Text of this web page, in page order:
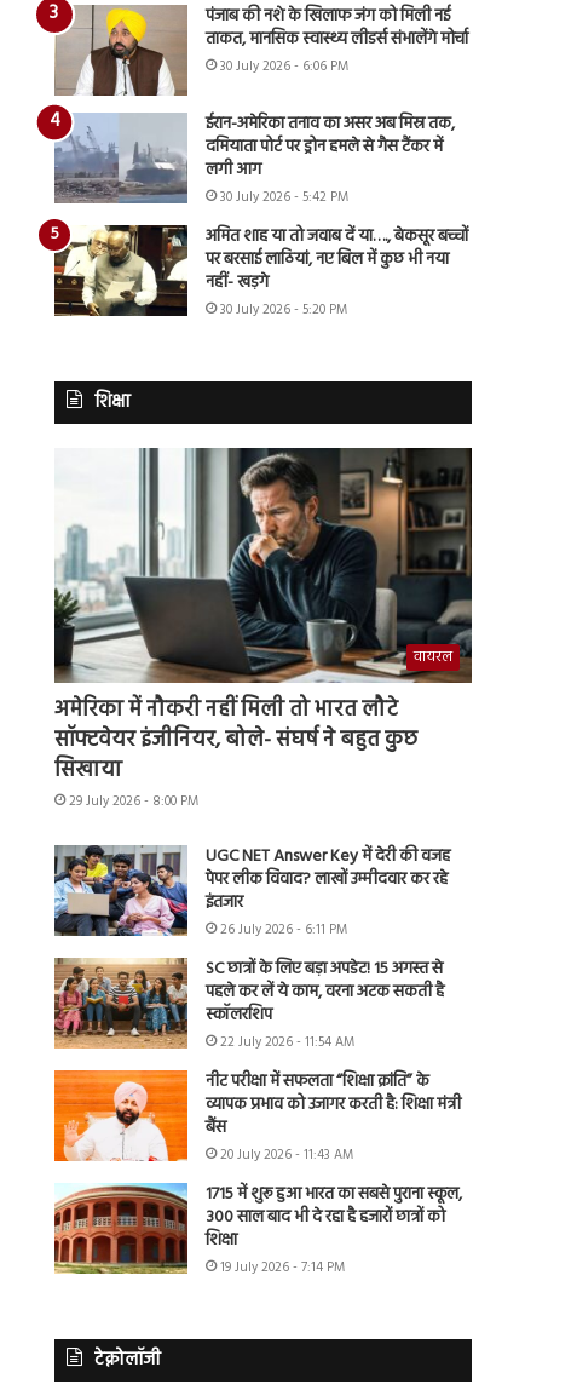
पंजाब की नशे के खिलाफ जंग को मिली नई
ताकत, मानसिक स्वास्थ्य लीडर्स संभालेंगे मोर्चा
30 July 2026 - 6:06 PM
ईरान-अमेरिका तनाव का असर अब मिस्र तक,
दमियाता पोर्ट पर ड्रोन हमले से गैस टैंकर में
लगी आग
30 July 2026 - 5:42 PM
अमित शाह या तो जवाब दें या…., बेकसूर बच्चों
पर बरसाई लाठियां, नए बिल में कुछ भी नया
नहीं- खड़गे
30 July 2026 - 5:20 PM
शिक्षा
वायरल
अमेरिका में नौकरी नहीं मिली तो भारत लौटे
सॉफ्टवेयर इंजीनियर, बोले- संघर्ष ने बहुत कुछ
सिखाया
29 July 2026 - 8:00 PM
UGC NET Answer Key में देरी की वजह
पेपर लीक विवाद? लाखों उम्मीदवार कर रहे
इंतजार
26 July 2026 - 6:11 PM
SC छात्रों के लिए बड़ा अपडेट! 15 अगस्त से
पहले कर लें ये काम, वरना अटक सकती है
स्कॉलरशिप
22 July 2026 - 11:54 AM
नीट परीक्षा में सफलता “शिक्षा क्रांति” के
व्यापक प्रभाव को उजागर करती है: शिक्षा मंत्री
बैंस
20 July 2026 - 11:43 AM
1715 में शुरू हुआ भारत का सबसे पुराना स्कूल,
300 साल बाद भी दे रहा है हजारों छात्रों को
शिक्षा
19 July 2026 - 7:14 PM
टेक्नोलॉजी